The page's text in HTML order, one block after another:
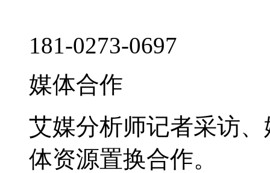
181-0273-0697
媒体合作
艾媒分析师记者采访
体资源置换合作。